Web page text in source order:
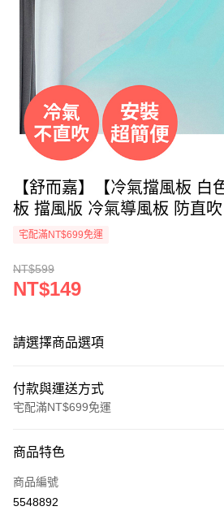
【舒而嘉】【冷氣擋風板 白
板 擋風版 冷氣導風板 防直
宅配滿NT$699免運
NT$599
NT$149
請選擇商品選項
付款與運送方式
宅配滿NT$699免運
信用卡一次付款
信用卡分期付款
商品特色
商品編號
5548892